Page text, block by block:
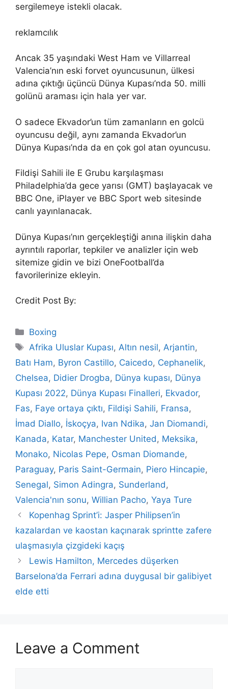
sergilemeye istekli olacak.
reklamcılık
Ancak 35 yaşındaki West Ham ve Villarreal
Valencia’nın eski forvet oyuncusunun, ülkesi
adına çıktığı üçüncü Dünya Kupası’nda 50. milli
golünü araması için hala yer var.
O sadece Ekvador’un tüm zamanların en golcü
oyuncusu değil, aynı zamanda Ekvador’un
Dünya Kupası’nda da en çok gol atan oyuncusu.
Fildişi Sahili ile E Grubu karşılaşması
Philadelphia’da gece yarısı (GMT) başlayacak ve
BBC One, iPlayer ve BBC Sport web sitesinde
canlı yayınlanacak.
Dünya Kupası’nın gerçekleştiği anına ilişkin daha
ayrıntılı raporlar, tepkiler ve analizler için web
sitemize gidin ve bizi OneFootball’da
favorilerinize ekleyin.
Credit Post By:
Categories
Boxing
Tags
Afrika Uluslar Kupası,Altın nesil,Arjantin,
Batı Ham, Byron Castillo, Caicedo, Cephanelik,
Chelsea, Didier Drogba, Dünya kupası, Dünya
Kupası 2022, Dünya Kupası Finalleri, Ekvador,
Fas, Faye ortaya çıktı, Fildişi Sahili, Fransa,
İmad Diallo, İskoçya, Ivan Ndika, Jan Diomandi,
Kanada, Katar, Manchester United, Meksika,
Monako, Nicolas Pepe, Osman Diomande,
Paraguay, Paris Saint-Germain, Piero Hincapie,
Senegal, Simon Adingra, Sunderland,
Valencia'nın sonu, Willian Pacho, Yaya Ture
Kopenhag Sprint’i: Jasper Philipsen’in
kazalardan ve kaostan kaçınarak sprintte zafere
ulaşmasıyla çizgideki kaçış
Lewis Hamilton, Mercedes düşerken
Barselona’da Ferrari adına duygusal bir galibiyet
elde etti
Leave a Comment